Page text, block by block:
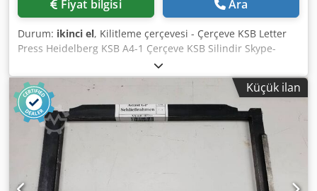
Fiyat bilgisi Ara
Durum: ikinci el, Kilitleme çerçevesi - Çerçeve KSB Letter
Press Heidelberg KSB A4-1 Çerçeve KSB Silindir Skype-
Video ile Online-Video-İnspeksiyon Dcedporffmwefx Agfsk
Ziyaretinizden çok memnun oluruz - daha fazla makine
stokta Hemen Kullanılabilir - İncelenebilir Stokta
Emskirchen / Nürnberg - Test edilebilir
Küçük ilan